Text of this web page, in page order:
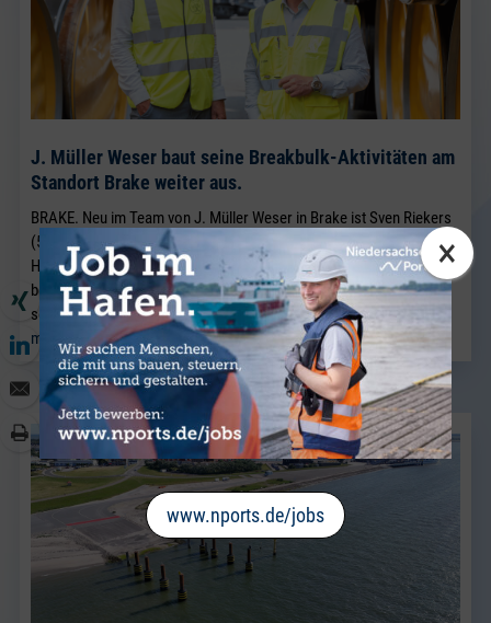
×
www.nports.de/jobs
J. Müller Weser baut seine Breakbulk-Aktivitäten am
Standort Brake weiter aus.
BRAKE. Neu im Team von J. Müller Weser in Brake ist Sven Riekers
(51). Der gebürtige Bremer wechselt aus einem Unternehmen der
Hafenwirtschaft in Bremen nach Brake und verstärkt künftig das
bestehende Vertriebsteam Breakbulk, in dem Jörg Kaplan bereits
seit vielen Jahren als Führungskraft tätig ist.
mehr lesen